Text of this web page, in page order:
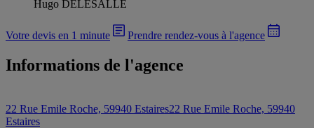
Hugo DELESALLE
Votre devis en 1 minute Prendre rendez-vous à l'agence
Informations de l'agence
22 Rue Emile Roche, 59940 Estaires22 Rue Emile Roche, 59940
Estaires